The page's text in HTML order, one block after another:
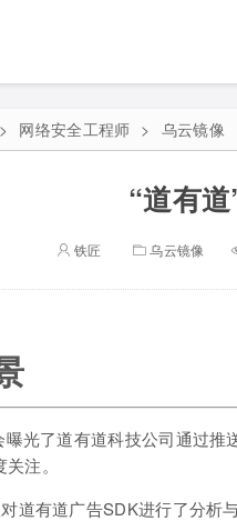
> 网络安全工程师 > 乌云镜像
“道有
铁匠 乌云镜像
曝光了道有道科技公司通过
注。
道有道广告SDK进行了分析